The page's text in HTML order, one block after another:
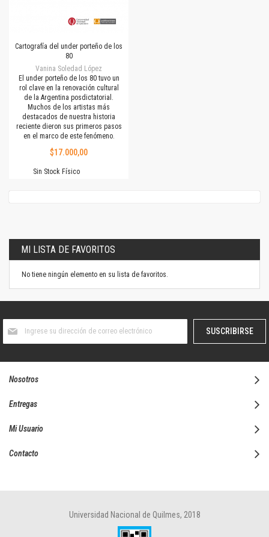
Cartografía del under porteño de los
80
Vanina Soledad López
El under porteño de los 80 tuvo un
rol clave en la renovación cultural
de la Argentina posdictatorial.
Muchos de los artistas más
destacados de nuestra historia
reciente dieron sus primeros pasos
en el marco de este fenómeno.
$17.000,00
Sin Stock Físico
MI LISTA DE FAVORITOS
No tiene ningún elemento en su lista de favoritos.
boletín
SUSCRIBIRSE
Nosotros
Entregas
Mi Usuario
Contacto
Universidad Nacional de Quilmes, 2018